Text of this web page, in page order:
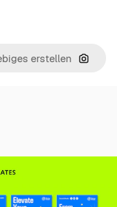
Nach